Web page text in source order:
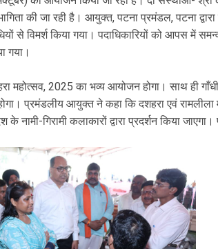
की जा रही है। आयुक्त, पटना प्रमंडल, पटना द्वारा
से विमर्श किया गया। पदाधिकारियों को आपस में
गया।
महोत्सव, 2025 का भव्य आयोजन होगा। साथ ही
प्रमंडलीय आयुक्त ने कहा कि दशहरा एवं रामलीला
नामी-गिरामी कलाकारों द्वारा प्रदर्शन किया